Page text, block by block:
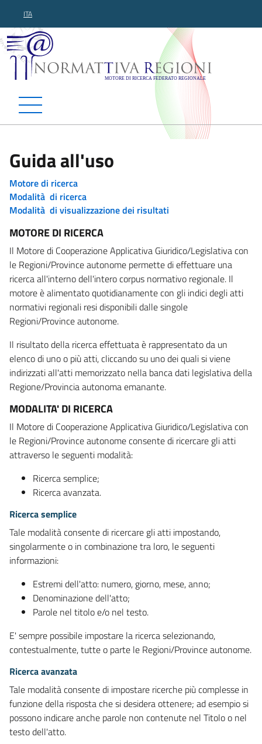
ITA
Normattiva Regioni -
Guida all'uso
Motore di ricerca
Modalità di ricerca
Modalità di visualizzazione dei risultati
MOTORE DI RICERCA
Il Motore di Cooperazione Applicativa Giuridico/Legislativa con
le Regioni/Province autonome permette di effettuare una
ricerca all'interno dell'intero corpus normativo regionale. Il
motore è alimentato quotidianamente con gli indici degli atti
normativi regionali resi disponibili dalle singole
Regioni/Province autonome.
Il risultato della ricerca effettuata è rappresentato da un
elenco di uno o più atti, cliccando su uno dei quali si viene
indirizzati all'atti memorizzato nella banca dati legislativa della
Regione/Provincia autonoma emanante.
MODALITA' DI RICERCA
Il Motore di Cooperazione Applicativa Giuridico/Legislativa con
le Regioni/Province autonome consente di ricercare gli atti
attraverso le seguenti modalità:
Ricerca semplice;
Ricerca avanzata.
Ricerca semplice
Tale modalità consente di ricercare gli atti impostando,
singolarmente o in combinazione tra loro, le seguenti
informazioni:
Estremi dell'atto: numero, giorno, mese, anno;
Denominazione dell'atto;
Parole nel titolo e/o nel testo.
E' sempre possibile impostare la ricerca selezionando,
contestualmente, tutte o parte le Regioni/Province autonome.
Ricerca avanzata
Tale modalità consente di impostare ricerche più complesse in
funzione della risposta che si desidera ottenere; ad esempio si
possono indicare anche parole non contenute nel Titolo o nel
testo dell'atto.